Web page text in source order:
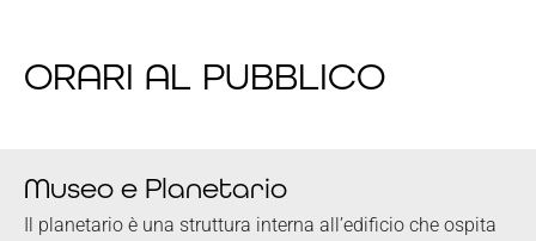
ORARI AL PUBBLICO
Museo e Planetario
Il planetario è una struttura interna all’edificio che ospita